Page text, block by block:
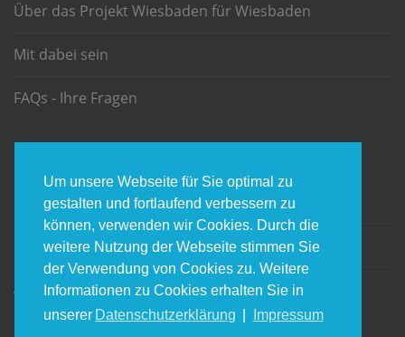
Um unsere Webseite für Sie optimal zu
gestalten und fortlaufend verbessern zu
können, verwenden wir Cookies. Durch die
weitere Nutzung der Webseite stimmen Sie
der Verwendung von Cookies zu. Weitere
Informationen zu Cookies erhalten Sie in
unserer Datenschutzerklärung Impressum
Über das Projekt Wiesbaden für Wiesbaden
Mit dabei sein
FAQs - Ihre Fragen
Impressum
Datenschtz
AGBs